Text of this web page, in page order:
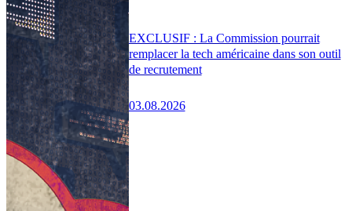
EXCLUSIF : La Commission pourrait
remplacer la tech américaine dans son outil
de recrutement
03.08.2026